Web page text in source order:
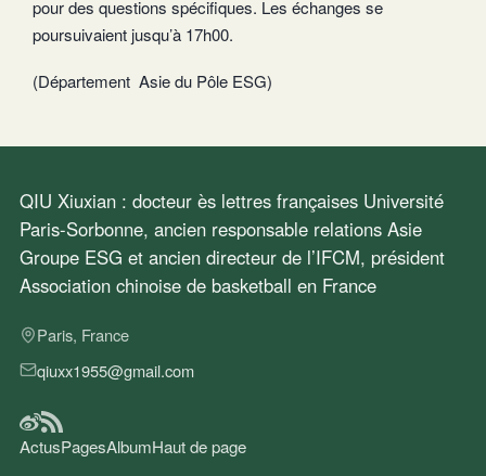
pour des questions spécifiques. Les échanges se
poursuivaient jusqu’à 17h00.
(Département Asie du Pôle ESG)
QIU Xiuxian : docteur ès lettres françaises Université
Paris-Sorbonne, ancien responsable relations Asie
Groupe ESG et ancien directeur de l’IFCM, président
Association chinoise de basketball en France
Paris, France
qiuxx1955@gmail.com
ActusPagesAlbumHaut de page